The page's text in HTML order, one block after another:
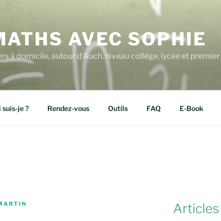
AVEC SOPHIE
à domicile, autour d'Auch, niveau collège, lycée et
suis-je ? Rendez-vous Outils FAQ E-Book